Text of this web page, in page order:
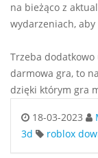
na bieżąco z
wydarzeniach,
Trzeba
darmowa gra, to
dzięki którym gra
18-03-2023
3d
roblox